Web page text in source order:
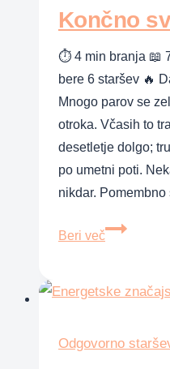
Končno
⏱ 4 min branja 📖
bere 6 staršev 🔥
Mnogo parov se
otroka. Včasih to
desetletje dolgo;
po umetni poti.
nikdar.
Beri več
Končno
otroka!
Odgovorno